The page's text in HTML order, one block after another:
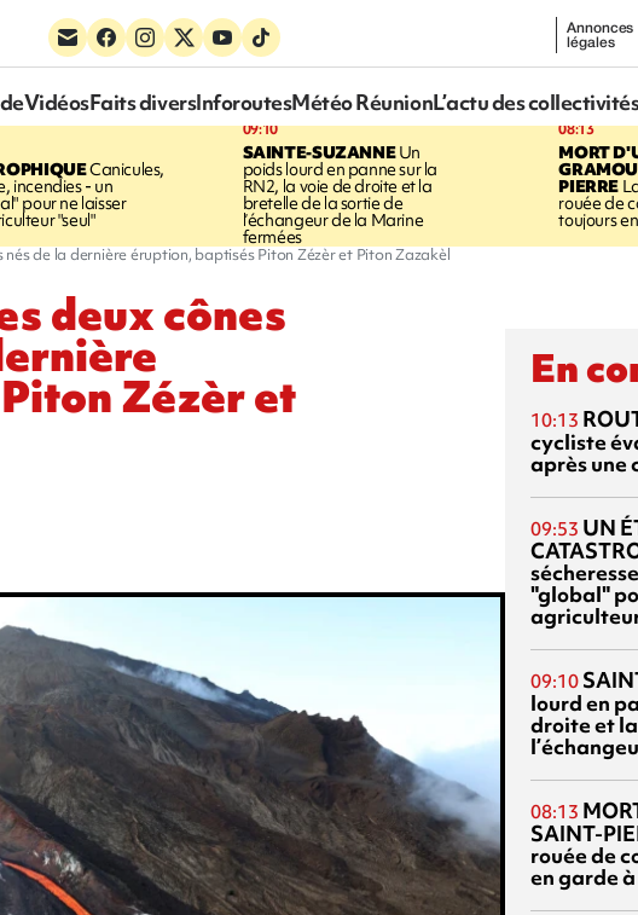
Annonces
légales
VidéosFaits diversInforoutesMétéo RéunionL’actu des
Canicules,
incendies - un
pour ne laisser
"seul"
09:10
SAINTE-SUZANNEUn
poids lourd en panne sur la
RN2, la voie de droite et la
bretelle de la sortie de
l’échangeur de la Marine
fermées
08:13
MORT
PIERRE
rouée de
toujours
de la dernière éruption, baptisés Piton Zézèr et Piton Zazakèl
deux cônes
Zézèr et En
10:13
cycliste
après une
09:53 UN
"global"
09:10
lourd en
droite et
08:13
SAINT-
rouée de
en garde